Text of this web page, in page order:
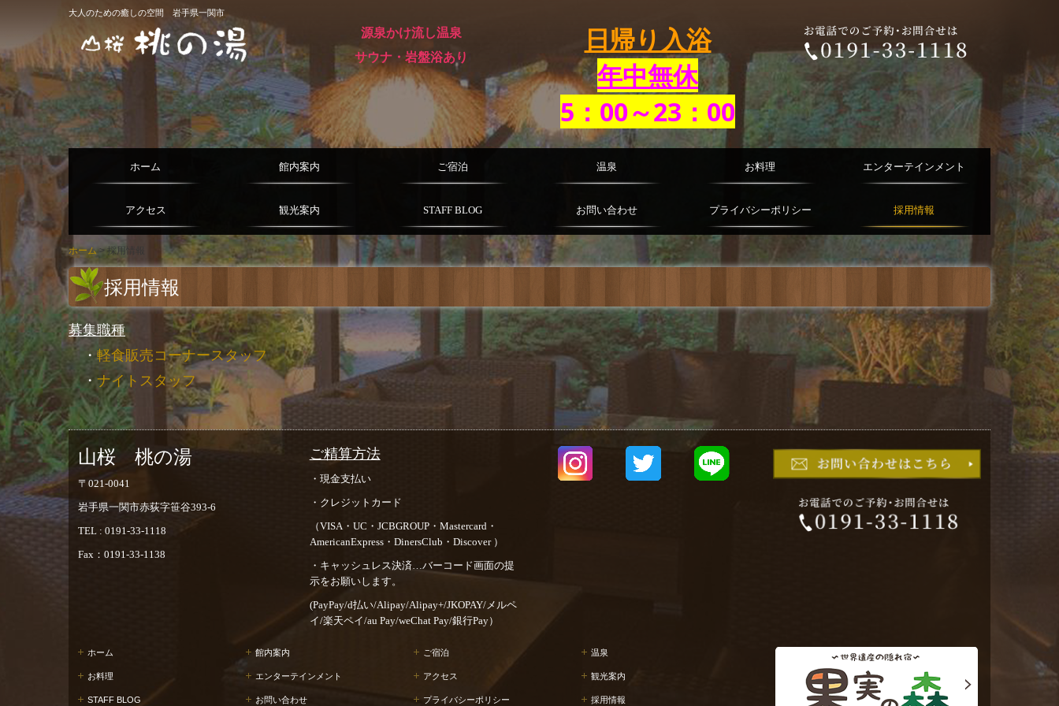
大人のための癒しの空間 岩手県一関市
源泉かけ流し温泉
サウナ・岩盤浴あり
日帰り入浴
年中無休
5：00～23：00
ホーム 館内案内 ご宿泊 温泉 お料理 エンターテインメント
アクセス 観光案内 STAFF BLOG
2026年
お問い合わせ プライバシーポリシー
このサイトについて
採用情報
ホーム 採用情報
採用情報
募集職種
・軽食販売コーナースタッフ
・ ナイトスタッフ
山桜 桃の湯
〒021-0041
岩手県一関市赤荻字笹谷393-6
TEL : 0191-33-1118
Fax：0191-33-1138
ご精算方法
・現金支払い
・クレジットカード
（VISA・UC・JCBGROUP・Mastercard・
AmericanExpress・DinersClub・Discover ）
・キャッシュレス決済…バーコード画面の提
示をお願いします。
(PayPay/d払い/Alipay/Alipay+/JKOPAY/メルペ
イ/楽天ペイ/au Pay/weChat Pay/銀行Pay）
ホーム 館内案内 ご宿泊 温泉
お料理 エンターテインメント アクセス 観光案内
STAFF BLOG お問い合わせ プライバシーポリシー 採用情報